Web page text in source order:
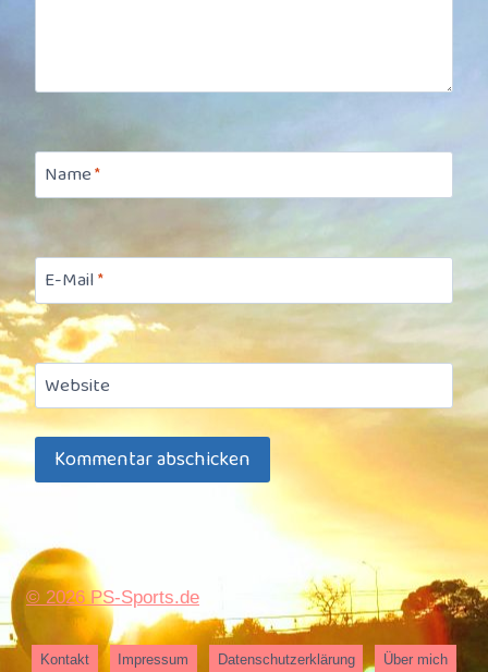
Name*
E-Mail*
Website
© 2026 PS-Sports.de
Kontakt Impressum Datenschutzerklärung Über mich